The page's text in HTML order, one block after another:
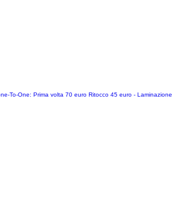
To-One: Prima volta 70 euro Ritocco 45 euro - Laminazione